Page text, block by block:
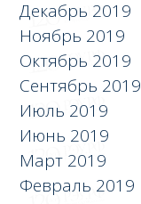
Декабрь 2019
Ноябрь 2019
Октябрь 2019
Сентябрь 2019
Июль 2019
Июнь 2019
Март 2019
Февраль 2019